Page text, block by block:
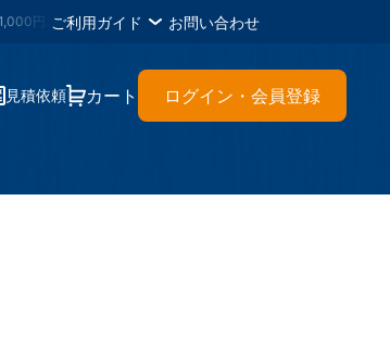
とに1メタルポイント・各種書類のＤＬが可能・材料に困ったら
ご利用ガイド お問い合わせ
見積依頼 カート ログイン・会員登録